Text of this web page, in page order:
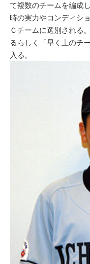
て複数のチームを編成
時の実力やコンディシ
Ｃチームに選別される
るらしく「早く上のチ
入る。